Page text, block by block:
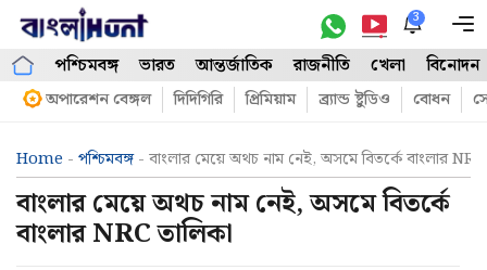
Skip
content
3
পশ্চিমবঙ্গ ভারত আন্তর্জাতিক রাজনীতি খেলা বিনোদন
অপারেশন বেঙ্গল দিদিগিরি প্রিমিয়াম ব্র্যান্ড ষ্টুডিও বোধন
Home - পশ্চিমবঙ্গ- বাংলার মেয়ে অথচ নাম নেই, অসমে বিতর্কে বাংলার
বাংলার মেয়ে অথচ নাম নেই, অসমে বিতর্কে
বাংলার NRC তালিকা